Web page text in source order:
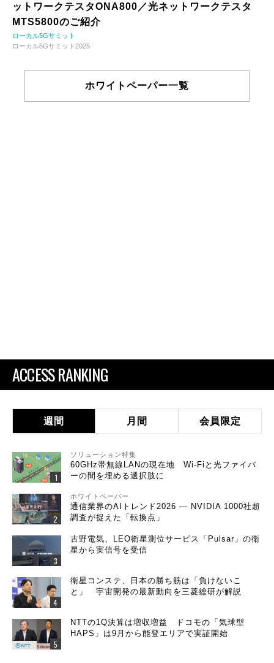
ットワークテスタONA800／光ネットワークテスタ
MTS5800のご紹介
ローカル5Gサミット
ローカル5Gサミット2025
ホワイトペーパー一覧
ACCESS RANKING
週間 月間 会員限定
ソリューション特集
60GHz帯無線LANの現在地 Wi-Fiと光ファイバ
ーの間を埋める選択肢に
ホワイトペーパー
通信業界のAIトレンド2026 ― NVIDIA 1000社超
調査が捉えた「転換点」
古野電気、LEO衛星測位サービス「Pulsar」の衛
星から実信号を受信
衛星コンステ、日本の勝ち筋は「負けないこ
と」 宇宙開発の最新動向を三菱総研が解説
NTTの1Q決算は増収増益 ドコモの「気球型
HAPS」は9月から能登エリアで実証開始